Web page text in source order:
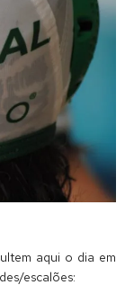
aqui o dia em
escalões: